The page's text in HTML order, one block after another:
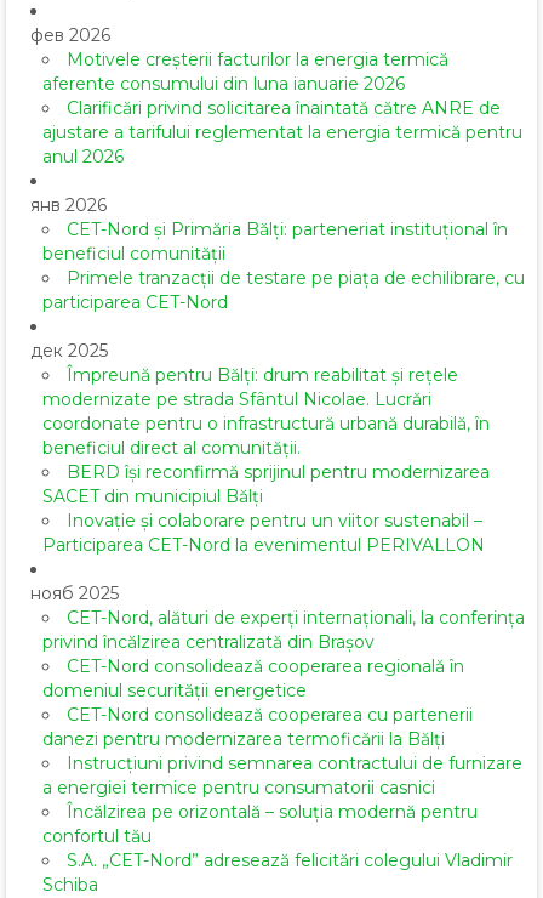
фев 2026
Motivele creșterii facturilor la energia termică
aferente consumului din luna ianuarie 2026
Clarificări privind solicitarea înaintată către ANRE de
ajustare a tarifului reglementat la energia termică pentru
anul 2026
янв 2026
CET-Nord și Primăria Bălți: parteneriat instituțional în
beneficiul comunității
Primele tranzacții de testare pe piața de echilibrare, cu
participarea CET-Nord
дек 2025
Împreună pentru Bălți: drum reabilitat și rețele
modernizate pe strada Sfântul Nicolae. Lucrări
coordonate pentru o infrastructură urbană durabilă, în
beneficiul direct al comunității.
BERD își reconfirmă sprijinul pentru modernizarea
SACET din municipiul Bălți
Inovație și colaborare pentru un viitor sustenabil –
Participarea CET-Nord la evenimentul PERIVALLON
нояб 2025
CET-Nord, alături de experți internaționali, la conferința
privind încălzirea centralizată din Brașov
CET-Nord consolidează cooperarea regională în
domeniul securității energetice
CET-Nord consolidează cooperarea cu partenerii
danezi pentru modernizarea termoficării la Bălți
Instrucțiuni privind semnarea contractului de furnizare
a energiei termice pentru consumatorii casnici
Încălzirea pe orizontală – soluția modernă pentru
confortul tău
S.A. „CET-Nord” adresează felicitări colegului Vladimir
Schiba